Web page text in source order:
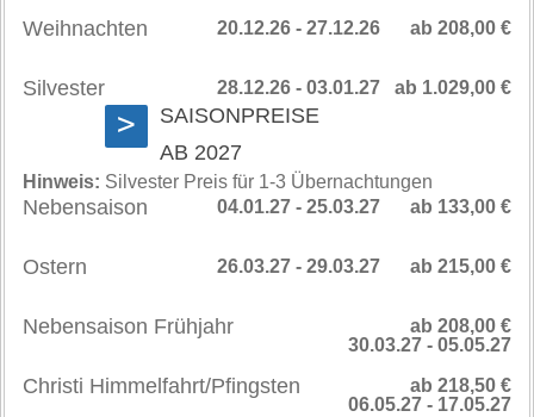
Weihnachten ab 208,00 €
20.12.26 - 27.12.26
Silvester ab 1.029,00 €
28.12.26 - 03.01.27
>
SAISONPREISE
AB 2027
Hinweis: Silvester Preis für 1-3 Übernachtungen
Nebensaison ab 133,00 €
04.01.27 - 25.03.27
Ostern ab 215,00 €
26.03.27 - 29.03.27
Nebensaison Frühjahr
ab 208,00 €
30.03.27 - 05.05.27
Christi Himmelfahrt/Pfingsten
ab 218,50 €
06.05.27 - 17.05.27